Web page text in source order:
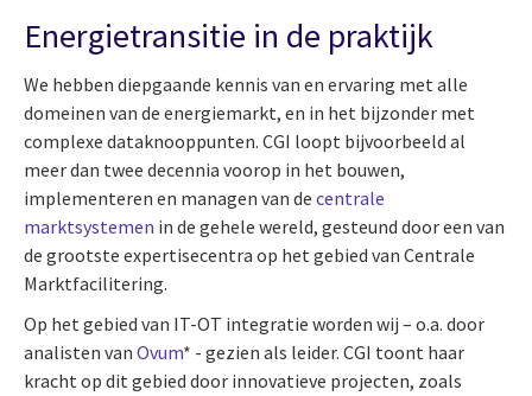
Energietransitie in de praktijk
We hebben diepgaande kennis van en ervaring met alle
domeinen van de energiemarkt, en in het bijzonder met
complexe dataknooppunten. CGI loopt bijvoorbeeld al
meer dan twee decennia voorop in het bouwen,
implementeren en managen van de centrale
marktsystemen in de gehele wereld, gesteund door een van
de grootste expertisecentra op het gebied van Centrale
Marktfacilitering.
Op het gebied van IT-OT integratie worden wij – o.a. door
analisten van Ovum* - gezien als leider. CGI toont haar
kracht op dit gebied door innovatieve projecten, zoals